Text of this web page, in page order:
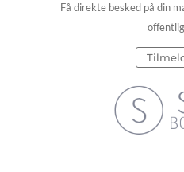
Få direkte besked på din